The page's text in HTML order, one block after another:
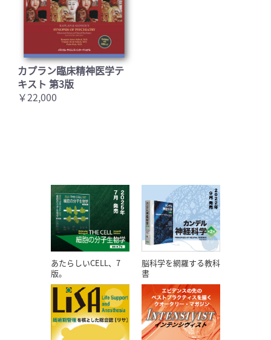
カプラン臨床精神医学テ
キスト 第3版
￥22,000
あたらしいCELL、7
版。
脳科学を網羅する教科
書